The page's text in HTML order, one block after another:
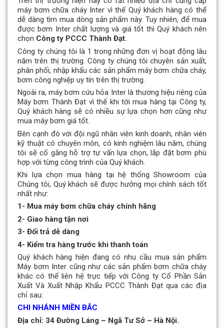
máy bơm chữa cháy Inter vì thế Quý khách hàng có thể
dễ dàng tìm mua dòng sản phẩm này. Tuy nhiên, để mua
được bơm Inter chất lượng và giá tốt thì Quý khách nên
chọn Công ty PCCC Thành Đạt.
Công ty chúng tôi là 1 trong những đơn vị hoạt động lâu
năm trên thị trường. Công ty chúng tôi chuyên sản xuất,
phân phối, nhập khẩu các sản phẩm máy bơm chữa cháy,
bơm công nghiệp uy tín trên thị trường.
Ngoài ra, máy bơm cứu hỏa Inter là thương hiệu riêng của
Máy bơm Thành Đạt vì thế khi tới mua hàng tại Công ty,
Quý khách hàng sẽ có nhiều sự lựa chọn hơn cũng như
mua máy bơm giá tốt.
Bên cạnh đó với đội ngũ nhân viên kinh doanh, nhân viên
kỹ thuật có chuyên môn, có kinh nghiệm lâu năm, chúng
tôi sẽ cố gắng hỗ trợ tư vấn lựa chọn, lắp đặt bơm phù
hợp với từng công trình của Quý khách.
Khi lựa chọn mua hàng tại hệ thống Showroom của
Chúng tôi, Quý khách sẽ được hưởng mọi chính sách tốt
nhất như:
1- Mua máy bơm chữa cháy chính hãng
2- Giao hàng tận nơi
3- Đổi trả dễ dàng
4- Kiểm tra hàng trước khi thanh toán
Quý khách hàng hiện đang có nhu cầu mua sản phẩm
Máy bơm Inter cũng như các sản phẩm bơm chữa cháy
khác có thể liên hệ trực tiếp với Công ty Cổ Phần Sản
Xuất Và Xuất Nhập Khẩu PCCC Thành Đạt qua các địa
chỉ sau:
CHI NHÁNH MIỀN BẮC
Địa chỉ: 34 Đường Láng – Ngã Tư Sở – Hà Nội.